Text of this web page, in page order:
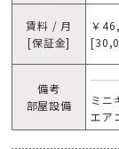
賃料 / 月
[保証金]
￥
備考
部屋設備
ミニ
エア